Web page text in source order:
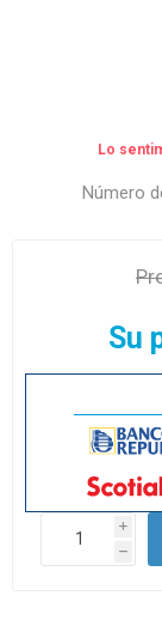
Lo
Número
Su
i
h